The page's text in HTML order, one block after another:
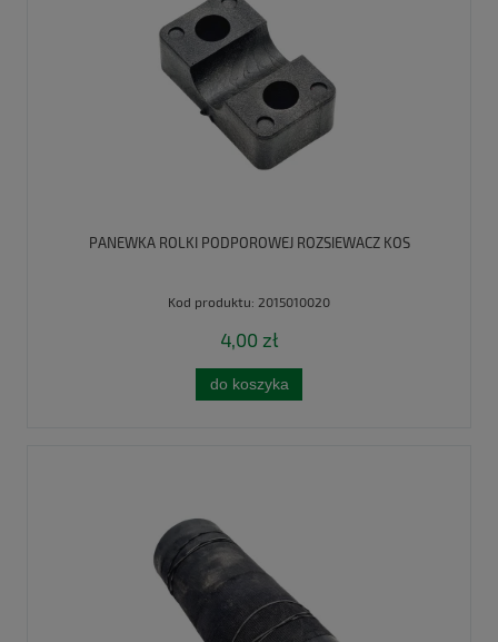
PANEWKA ROLKI PODPOROWEJ ROZSIEWACZ KOS
Kod produktu: 2015010020
4,00 zł
do koszyka